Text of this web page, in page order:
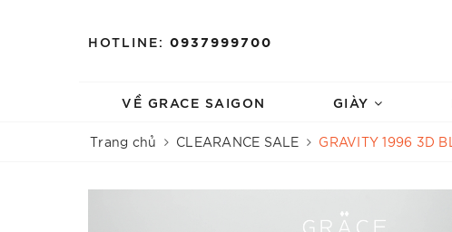
HOTLINE: 0937999700
VỀ GRACE SAIGON GIÀY
Trang chủ CLEARANCE SALE GRAVITY 1996 3D